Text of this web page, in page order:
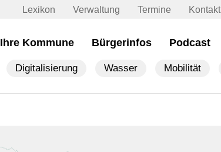
Lexikon Verwaltung Termine Kontakt
Ihre Kommune Bürgerinfos Podcast
Digitalisierung Wasser Mobilität